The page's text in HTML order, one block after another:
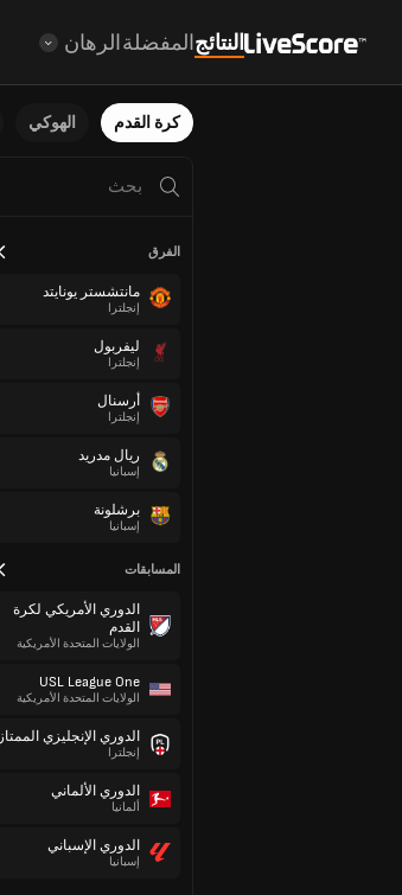
النتائجالمفضلةالرهان
كرة القدم الهوكي
الفرق
مانتشستر يونايتد
إنجلترا
ليفربول
إنجلترا
أرسنال
إنجلترا
ريال مدريد
إسبانيا
برشلونة
إسبانيا
المسابقات
الدوري الأمريكي لكرة
القدم
الولايات المتحدة الأمريكية
USL League One
الولايات المتحدة الأمريكية
الدوري الإنجليزي الممتاز
إنجلترا
الدوري الألماني
ألمانيا
الدوري الإسباني
إسبانيا